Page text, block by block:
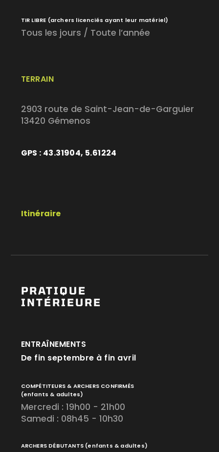
TERRAIN
2903 route de Saint-Jean-de-Garguier
13420 Gémenos
GPS : 43.31904, 5.61224
Itinéraire
TIR LIBRE (archers licenciés ayant leur matériel)
Tous les jours / Toute l’année
PRATIQUE
INTÉRIEURE
ENTRAÎNEMENTS
De fin septembre à fin avril
COMPÉTITEURS & ARCHERS CONFIRMÉS
(enfants & adultes)
Mercredi : 19h00 - 21h00
Samedi : 08h45 - 10h30
ARCHERS DÉBUTANTS (enfants & adultes)